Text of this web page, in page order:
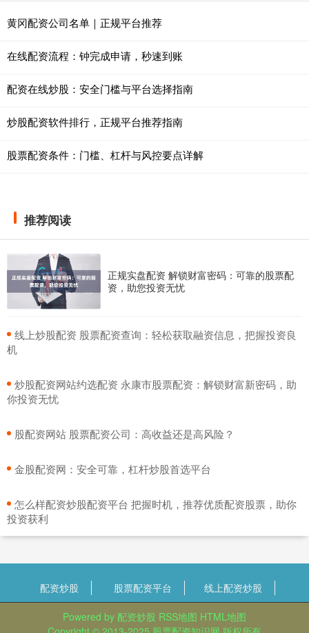
黄冈配资公司名单｜正规平台推荐
在线配资流程：钟完成申请，秒速到账
配资在线炒股：安全门槛与平台选择指南
炒股配资软件排行，正规平台推荐指南
股票配资条件：门槛、杠杆与风控要点详解
推荐阅读
正规实盘配资 解锁财富密码：可靠的股票配
资，助您投资无忧
​线上炒股配资 股票配资查询：轻松获取融资信息，把握投资良
机
​炒股配资网站约选配资 永康市股票配资：解锁财富新密码，助
你投资无忧
​股配资网站 股票配资公司：高收益还是高风险？
​金股配资网：安全可靠，杠杆炒股首选平台
​怎么样配资炒股配资平台 把握时机，推荐优质配资股票，助你
投资获利
配资炒股 股票配资平台 线上配资炒股
Powered by 配资炒股 RSS地图 HTML地图